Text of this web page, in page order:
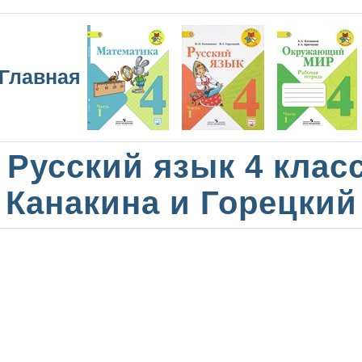
Русский язык 4
Канакина и Горецкий